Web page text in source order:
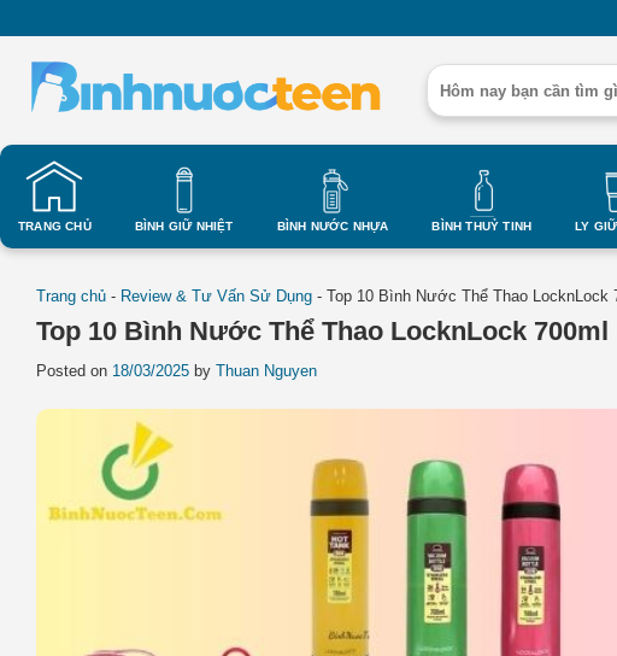
content
Tìm
kiếm:
TRANG CHỦ BÌNH GIỮ NHIỆT BÌNH NƯỚC NHỰA BÌNH THUỶ TINH LY
Trang chủ - Review & Tư Vấn Sử Dụng - Top 10 Bình Nước Thể Thao
Top 10 Bình Nước Thể Thao LocknLock
Posted on 18/03/2025 by Thuan Nguyen